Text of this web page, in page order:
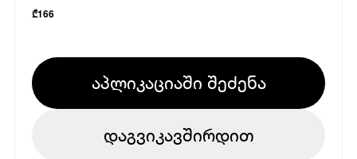
₾166
აპლიკაციაში შეძენა
დაგვიკავშირდით